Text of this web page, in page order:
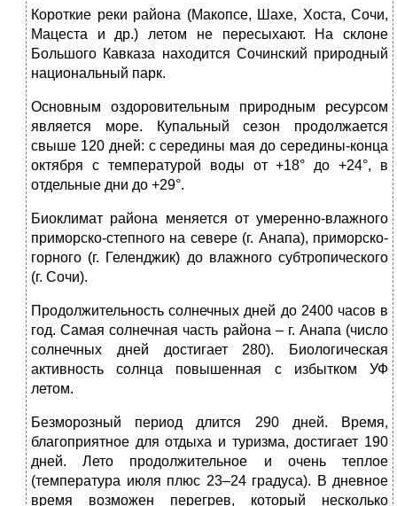
Короткие реки района (Макопсе, Шахе, Хоста, Сочи,
Мацеста и др.) летом не пересыхают. На склоне
Большого Кавказа находится Сочинский природный
национальный парк.
Основным оздоровительным природным ресурсом
является море. Купальный сезон продолжается
свыше 120 дней: с середины мая до середины-конца
октября с температурой воды от +18° до +24°, в
отдельные дни до +29°.
Биоклимат района меняется от умеренно-влажного
приморско-степного на севере (г. Анапа), приморско-
горного (г. Геленджик) до влажного субтропического
(г. Сочи).
Продолжительность солнечных дней до 2400 часов в
год. Самая солнечная часть района – г. Анапа (число
солнечных дней достигает 280). Биологическая
активность солнца повышенная с избытком УФ
летом.
Безморозный период длится 290 дней. Время,
благоприятное для отдыха и туризма, достигает 190
дней. Лето продолжительное и очень теплое
(температура июля плюс 23–24 градуса). В дневное
время возможен перегрев, который несколько